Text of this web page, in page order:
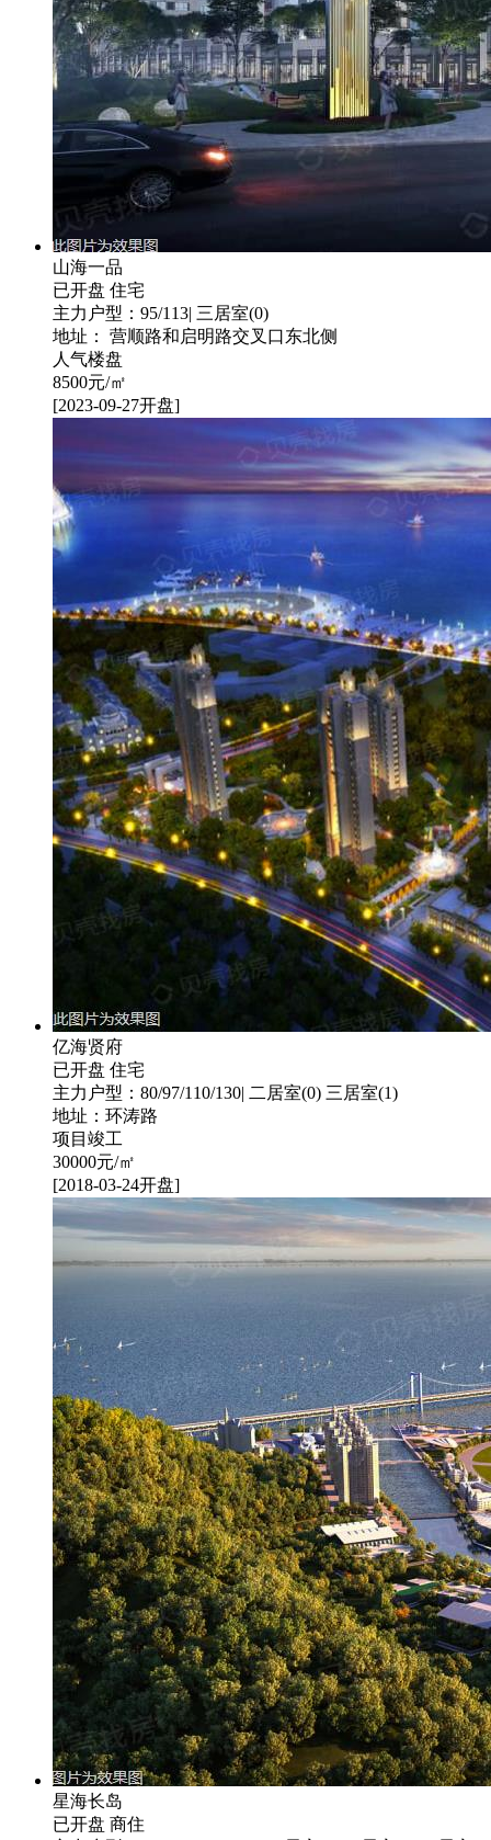
山海一品
已开盘 住宅
主力户型：95/113| 三居室(0)
地址： 营顺路和启明路交叉口东北侧
人气楼盘
8500元/㎡
[2023-09-27开盘]
亿海贤府
已开盘 住宅
主力户型：80/97/110/130| 二居室(0) 三居室(1)
地址：环涛路
项目竣工
30000元/㎡
[2018-03-24开盘]
星海长岛
已开盘 商住